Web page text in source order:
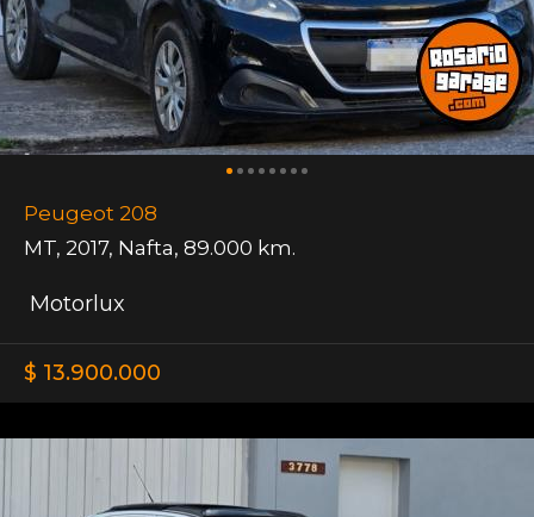
Peugeot 208
MT, 2017, Nafta, 89.000 km.
Motorlux
$ 13.900.000